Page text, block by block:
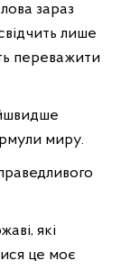
зараз
лише
переважити
миру.
які
це моє